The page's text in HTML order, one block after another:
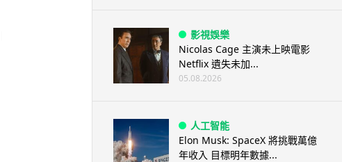
影視娛樂
Nicolas Cage 主演未上映電影
Netflix 遺失未加...
05.08.2026
人工智能
Elon Musk: SpaceX 將挑戰萬億
年收入 目標明年數據...